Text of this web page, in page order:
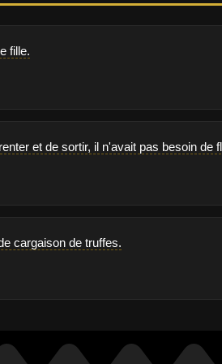
fille.
et de sortir, il n'avait pas besoin de
cargaison de truffes.